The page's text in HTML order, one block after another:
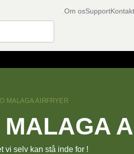
Om osSupportKontakt
MALAGA AIRFRYER
vi selv kan stå inde for !